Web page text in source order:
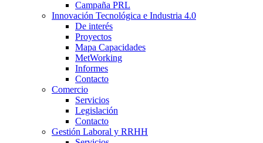
Campaña PRL
Innovación Tecnológica e Industria 4.0
De interés
Proyectos
Mapa Capacidades
MetWorking
Informes
Contacto
Comercio
Servicios
Legislación
Contacto
Gestión Laboral y RRHH